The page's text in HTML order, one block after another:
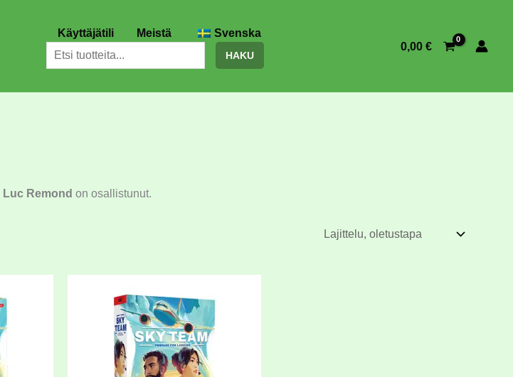
Käyttäjätili Meistä
Svenska
Etsi
HAKU
0,00 €
Luc Remond on osallistunut.